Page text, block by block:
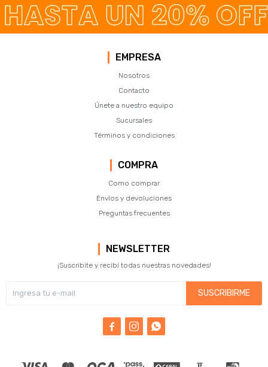
EMPRESA
Nosotros
Contacto
Únete a nuestro equipo
Sucursales
Términos y condiciones
COMPRA
Como comprar
Envíos y devoluciones
Preguntas frecuentes
NEWSLETTER
¡Suscribite y recibí todas nuestras novedades!
SUSCRIBIRME
  